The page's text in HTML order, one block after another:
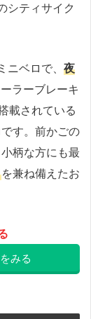
シティサイク
ベロで、 夜
ラーブレーキ
載されている
す。前かごの
柄な方にも最
を兼ね備えたお
みる